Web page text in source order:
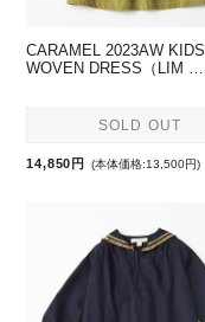
CARAMEL 2023AW KIDS
WOVEN DRESS（LIM …
SOLD OUT
14,850円 (本体価格:13,500円)